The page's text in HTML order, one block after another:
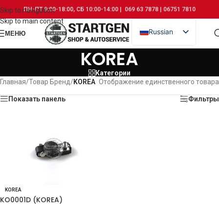
Skip to navigation
Skip to main content
ПН-ПТ 9:00-18:00, СБ 10:00-14:00 | 069 63 7878 | 06751 7810
МЕНЮ
Russian
Romanian
KOREA
Категории
Главная/Товар Бренд/KOREA Отображение единственного товара
Показать панель Фильтры
KOREA
KO0001D (KOREA)